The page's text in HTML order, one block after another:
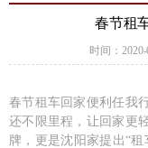
春节租
时间：
春节租车回家便利任我
还不限里程，让回家更
牌，更是沈阳家提出“